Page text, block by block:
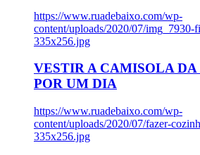
https://www.ruadebaixo.com/wp-
content/uploads/2020/07/img_7930-
335x256.jpg
VESTIR A CAMISOLA DA
POR UM DIA
https://www.ruadebaixo.com/wp-
content/uploads/2020/07/fazer-
335x256.jpg